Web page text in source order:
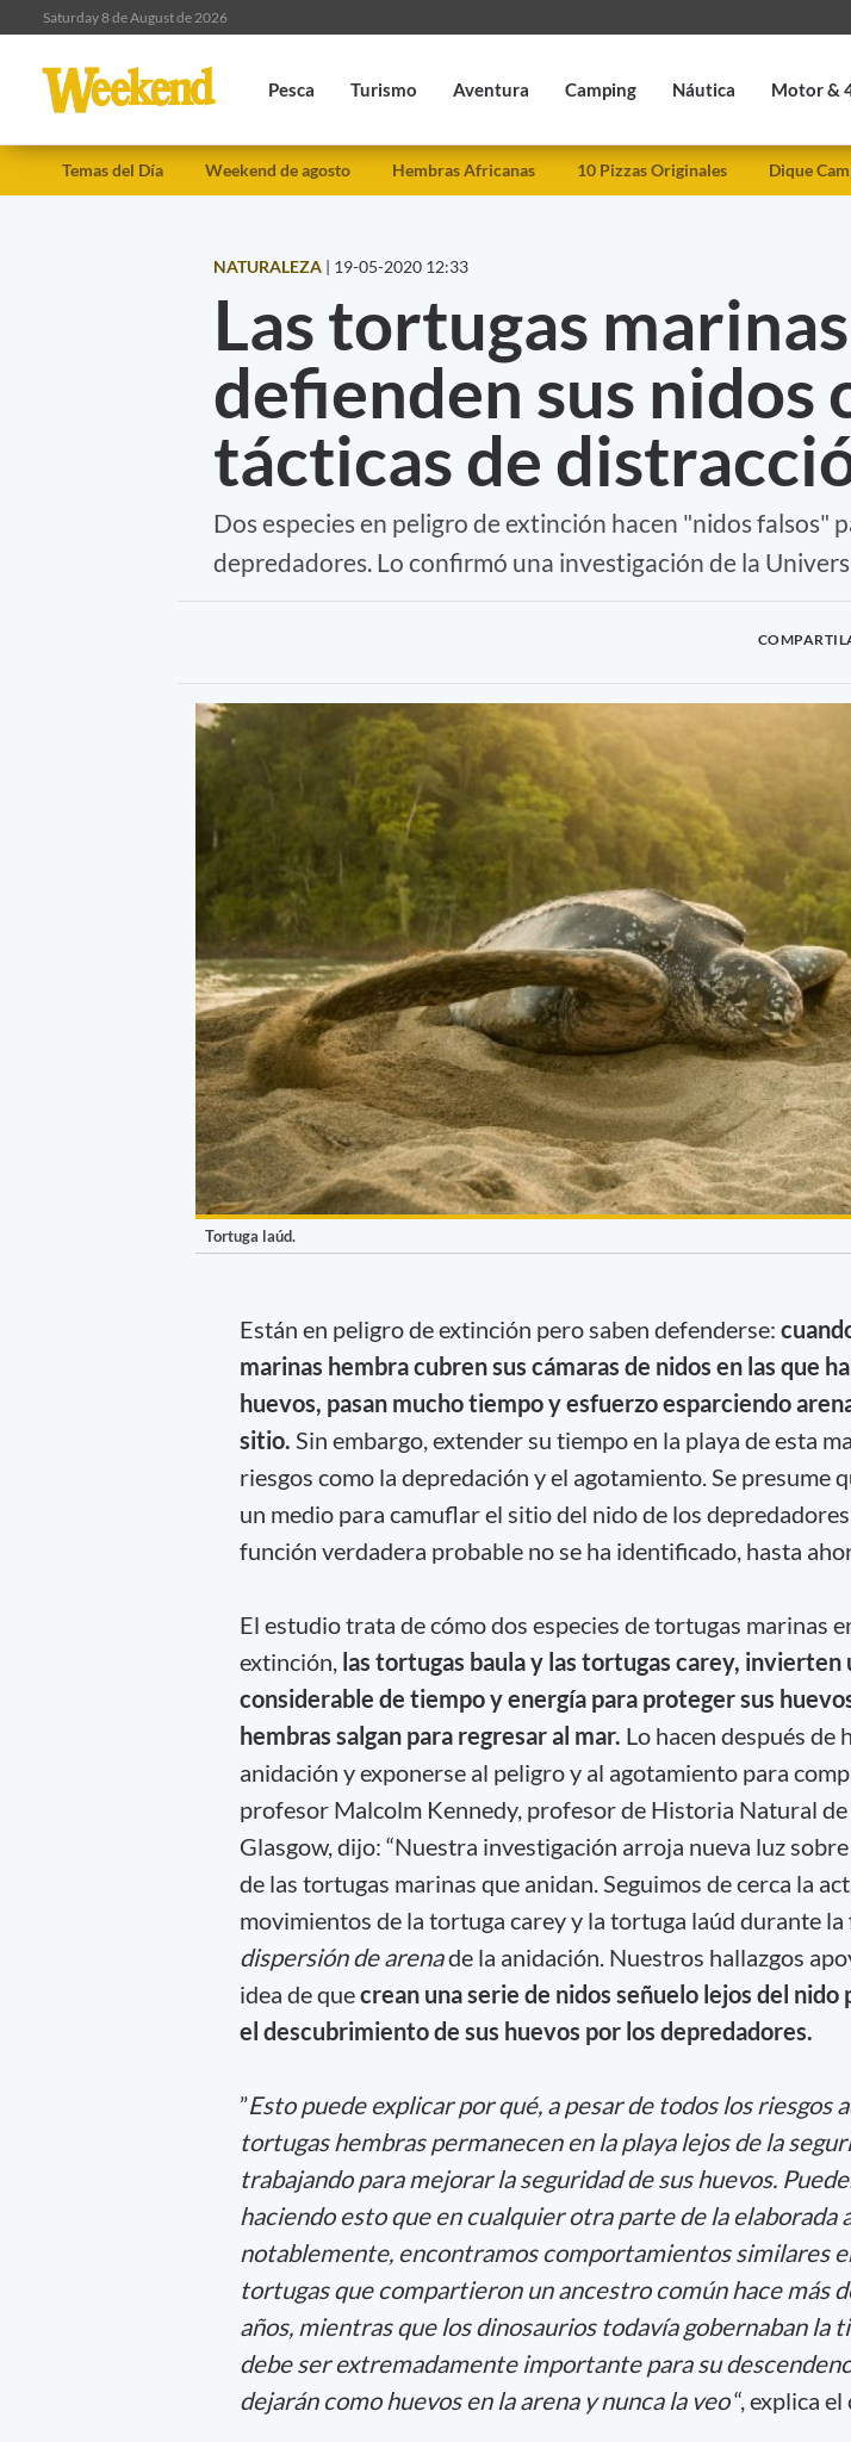
Saturday 8 de August de 2026
Pesca Turismo Aventura Camping Náutica Motor &
Temas del Día Weekend de agosto Hembras Africanas 10 Pizzas Originales Dique
NATURALEZA | 19-05-2020 12:33
Las tortugas marinas
defienden sus nidos
tácticas de
Dos especies en peligro de extinción hacen "nidos falsos"
depredadores. Lo confirmó una investigación de la
Tortuga laúd.
Están en peligro de extinción pero saben defenderse:
marinas hembra cubren sus cámaras de nidos en las que
huevos, pasan mucho tiempo y esfuerzo esparciendo
sitio. Sin embargo, extender su tiempo en la playa de esta
riesgos como la depredación y el agotamiento. Se presume
un medio para camuflar el sitio del nido de los
función verdadera probable no se ha identificado, hasta
El estudio trata de cómo dos especies de tortugas marinas
extinción, las tortugas baula y las tortugas carey, invierten
considerable de tiempo y energía para proteger sus
hembras salgan para regresar al mar. Lo hacen después de
anidación y exponerse al peligro y al agotamiento para
profesor Malcolm Kennedy, profesor de Historia Natural
Glasgow, dijo: “Nuestra investigación arroja nueva luz
de las tortugas marinas que anidan. Seguimos de cerca la
movimientos de la tortuga carey y la tortuga laúd durante la
dispersión de arenade la anidación. Nuestros hallazgos
idea de quecrean una serie de nidos señuelo lejos del nido
el descubrimiento de sus huevos por los depredadores.
”Esto puede explicar por qué, a pesar de todos los riesgos
tortugas hembras permanecen en la playa lejos de la
trabajando para mejorar la seguridad de sus huevos.
haciendo esto que en cualquier otra parte de la elaborada
notablemente, encontramos comportamientos similares
tortugas que compartieron un ancestro común hace más
años, mientras que los dinosaurios todavía gobernaban la
debe ser extremadamente importante para su
dejarán como huevos en la arena y nunca la veo“, explica el